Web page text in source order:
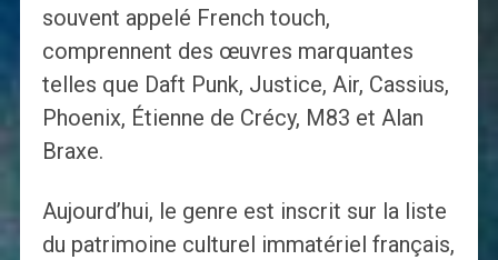
souvent appelé French touch,
comprennent des œuvres marquantes
telles que Daft Punk, Justice, Air, Cassius,
Phoenix, Étienne de Crécy, M83 et Alan
Braxe.
Aujourd’hui, le genre est inscrit sur la liste
du patrimoine culturel immatériel français,